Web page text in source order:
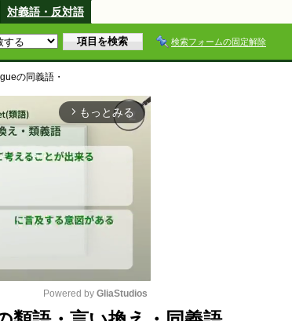
対義語・反対語
検索フォームの固定解除
の同義語・
arrow_forward_ios もっとみる
Powered by GliaStudios